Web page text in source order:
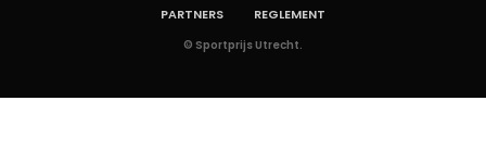
PARTNERS
REGLEMENT
© Sportprijs Utrecht.